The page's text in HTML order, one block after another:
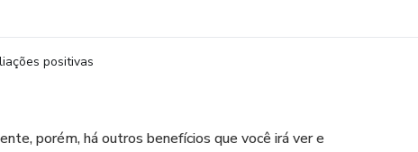
positivas
porém, há outros benefícios que você irá ver e